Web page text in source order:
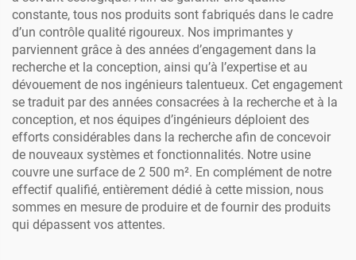
constante, tous nos produits sont fabriqués dans le cadre
d’un contrôle qualité rigoureux. Nos imprimantes y
parviennent grâce à des années d’engagement dans la
recherche et la conception, ainsi qu’à l’expertise et au
dévouement de nos ingénieurs talentueux. Cet engagement
se traduit par des années consacrées à la recherche et à la
conception, et nos équipes d’ingénieurs déploient des
efforts considérables dans la recherche afin de concevoir
de nouveaux systèmes et fonctionnalités. Notre usine
couvre une surface de 2 500 m². En complément de notre
effectif qualifié, entièrement dédié à cette mission, nous
sommes en mesure de produire et de fournir des produits
qui dépassent vos attentes.